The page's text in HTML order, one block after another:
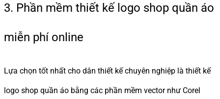
3. Phần mềm thiết kế logo shop quần áo
miễn phí online
Lựa chọn tốt nhất cho dân thiết kế chuyên nghiệp là thiết kế
logo shop quần áo bằng các phần mềm vector như Corel